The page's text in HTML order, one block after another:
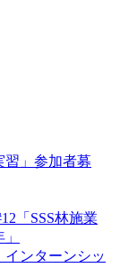
習」参加者募
「SSS林施業
インターンシッ